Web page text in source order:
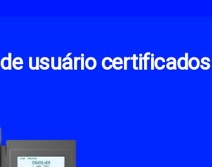
usuário certificados